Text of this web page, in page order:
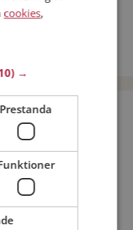
Kvinna
cookies,
→
Prestanda